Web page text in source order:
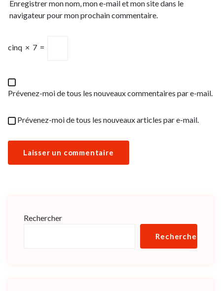
Enregistrer mon nom, mon e-mail et mon site dans le
navigateur pour mon prochain commentaire.
cinq × 7 =
Prévenez-moi de tous les nouveaux commentaires par e-mail.
Prévenez-moi de tous les nouveaux articles par e-mail.
Rechercher
Rechercher